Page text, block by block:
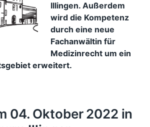
Illingen. Außerdem
wird die Kompetenz
durch eine neue
Fachanwältin für
Medizinrecht um ein
erweitert.
04. Oktober 2022 in